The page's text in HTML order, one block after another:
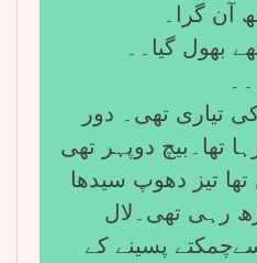
آن گرا۔
بھول گیا۔۔
تیاری تھی۔ دور
تھا۔بیچ دوپہر تھی
تیز دھوپ سیدھا
رہی تھی۔لال
پسینے کے